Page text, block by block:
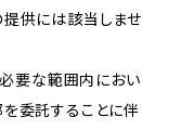
供には該当しませ
必要な範囲内におい
委託することに伴